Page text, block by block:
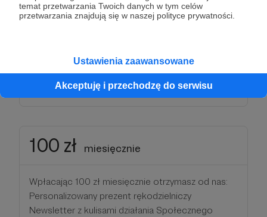
temat przetwarzania Twoich danych w tym celów
przetwarzania znajdują się w naszej polityce prywatności.
Ustawienia zaawansowane
Akceptuję i przechodzę do serwisu
Pierwszeństwo do zapisów na warsztaty
DZIĘKUJEMY ZA WSPARCIE!
Patroni: 5
100 zł miesięcznie
Wpłacając 100 zł miesięcznie otrzymasz od nas:
Personalizowany prezent rękodzielniczy
Newsletter z kulisami działania Społecznego